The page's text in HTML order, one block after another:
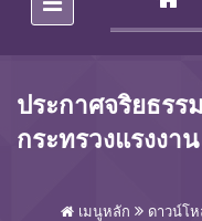
ประกาศจริยธร
กระทรวงแรงงาน
เมนูหลัก ดาวน์โ